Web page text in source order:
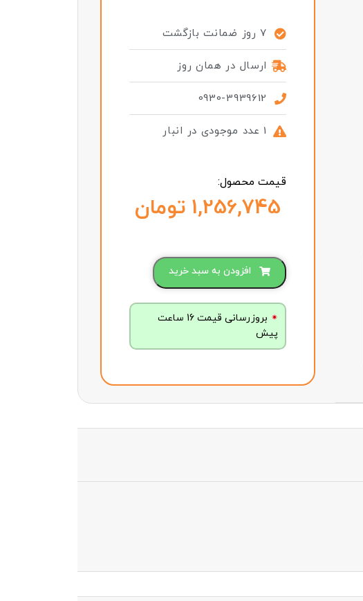
7 روز ضمانت بازگشت
ارسال در همان روز
0930-3939612
1 عدد موجودی در انبار
قیمت محصول:
تومان
افزودن به سبد خرید
بروزرسانی قیمت 16 ساعت
پیش